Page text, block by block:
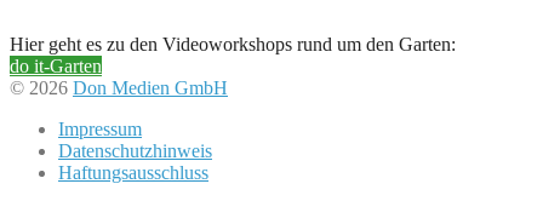
Hier geht es zu den Videoworkshops rund um den Garten:
do it-Garten
© 2026 Don Medien GmbH
Impressum
Datenschutzhinweis
Haftungsausschluss